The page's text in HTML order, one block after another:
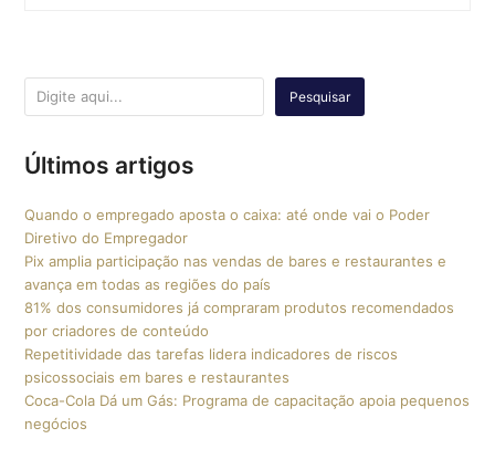
Pesquisar
Últimos artigos
Quando o empregado aposta o caixa: até onde vai o Poder
Diretivo do Empregador
Pix amplia participação nas vendas de bares e restaurantes e
avança em todas as regiões do país
81% dos consumidores já compraram produtos recomendados
por criadores de conteúdo
Repetitividade das tarefas lidera indicadores de riscos
psicossociais em bares e restaurantes
Coca-Cola Dá um Gás: Programa de capacitação apoia pequenos
negócios